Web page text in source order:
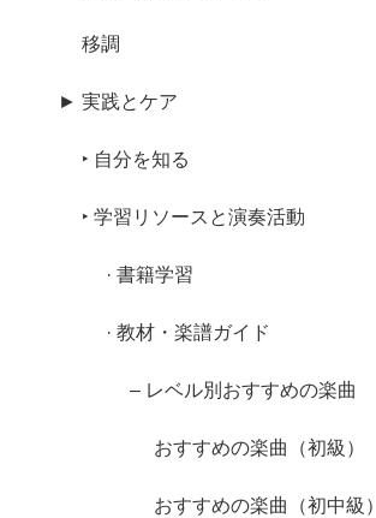
移調
► 実践とケア
‣ 自分を知る
‣ 学習リソースと演奏活動
· 書籍学習
· 教材・楽譜ガイド
– レベル別おすすめの楽曲
おすすめの楽曲（初級）
おすすめの楽曲（初中級）